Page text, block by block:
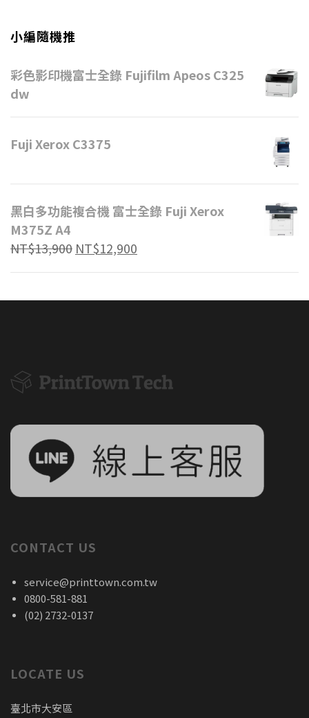
小編隨機推
彩色影印機富士全錄 Fujifilm Apeos C325
dw
Fuji Xerox C3375
黑白多功能複合機 富士全錄 Fuji Xerox
M375Z A4
NT$13,900 NT$12,900
CONTACT US
service@printtown.com.tw
0800-581-881
(02) 2732-0137
LOCATE US
臺北市大安區